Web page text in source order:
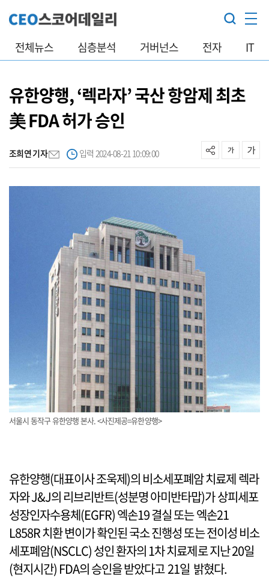
전체뉴스 심층분석 거버넌스 전자 IT
유한양행, ‘렉라자’ 국산 항암제 최초
美 FDA 허가 승인
조희연 기자 입력 2024-08-21 10:09:00
서울시 동작구 유한양행 본사. <사진제공=유한양행>
유한양행(대표이사 조욱제)의 비소세포폐암 치료제 렉라
자와 J&J의 리브리반트(성분명 아미반타맙)가 상피세포
성장인자수용체(EGFR) 엑손19 결실 또는 엑손21
L858R 치환 변이가 확인된 국소 진행성 또는 전이성 비소
세포폐암(NSCLC) 성인 환자의 1차 치료제로 지난 20일
(현지시간) FDA의 승인을 받았다고 21일 밝혔다.